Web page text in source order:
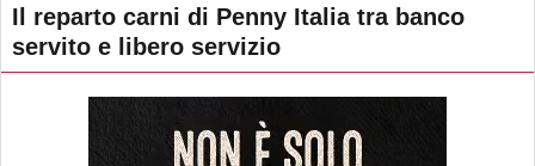
Il reparto carni di Penny Italia tra banco
servito e libero servizio